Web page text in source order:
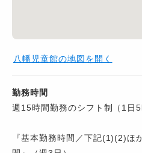
八幡児童館の地図を開く
勤務時間
週15時間勤務のシフト制（1日5
『基本勤務時間／下記(1)(2)ほ